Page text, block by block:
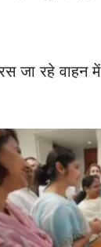
जा रहे वाहन में